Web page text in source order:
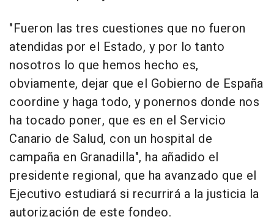
"Fueron las tres cuestiones que no fueron
atendidas por el Estado, y por lo tanto
nosotros lo que hemos hecho es,
obviamente, dejar que el Gobierno de España
coordine y haga todo, y ponernos donde nos
ha tocado poner, que es en el Servicio
Canario de Salud, con un hospital de
campaña en Granadilla", ha añadido el
presidente regional, que ha avanzado que el
Ejecutivo estudiará si recurrirá a la justicia la
autorización de este fondeo.